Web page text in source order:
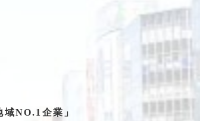
域NO.1企業」